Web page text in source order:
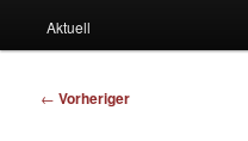
Aktuell
Beitragsnavigation
← Vorheriger